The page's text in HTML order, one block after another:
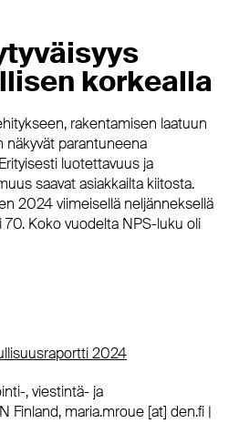
korkealla
rakentamisen laatuun
näkyvät parantuneena
luotettavuus ja
saavat asiakkailta kiitosta.
2024 viimeisellä neljänneksellä
70. Koko vuodelta NPS-luku oli
2024
, viestintä- ja
Finland, maria.mroue [at] den.fi |